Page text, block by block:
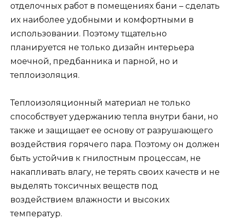
отделочных работ в помещениях бани – сделать
их наиболее удобными и комфортными в
использовании. Поэтому тщательно
планируется не только дизайн интерьера
моечной, предбанника и парной, но и
теплоизоляция.
Теплоизоляционный материал не только
способствует удержанию тепла внутри бани, но
также и защищает ее основу от разрушающего
воздействия горячего пара. Поэтому он должен
быть устойчив к гнилостным процессам, не
накапливать влагу, не терять своих качеств и не
выделять токсичных веществ под
воздействием влажности и высоких
температур.